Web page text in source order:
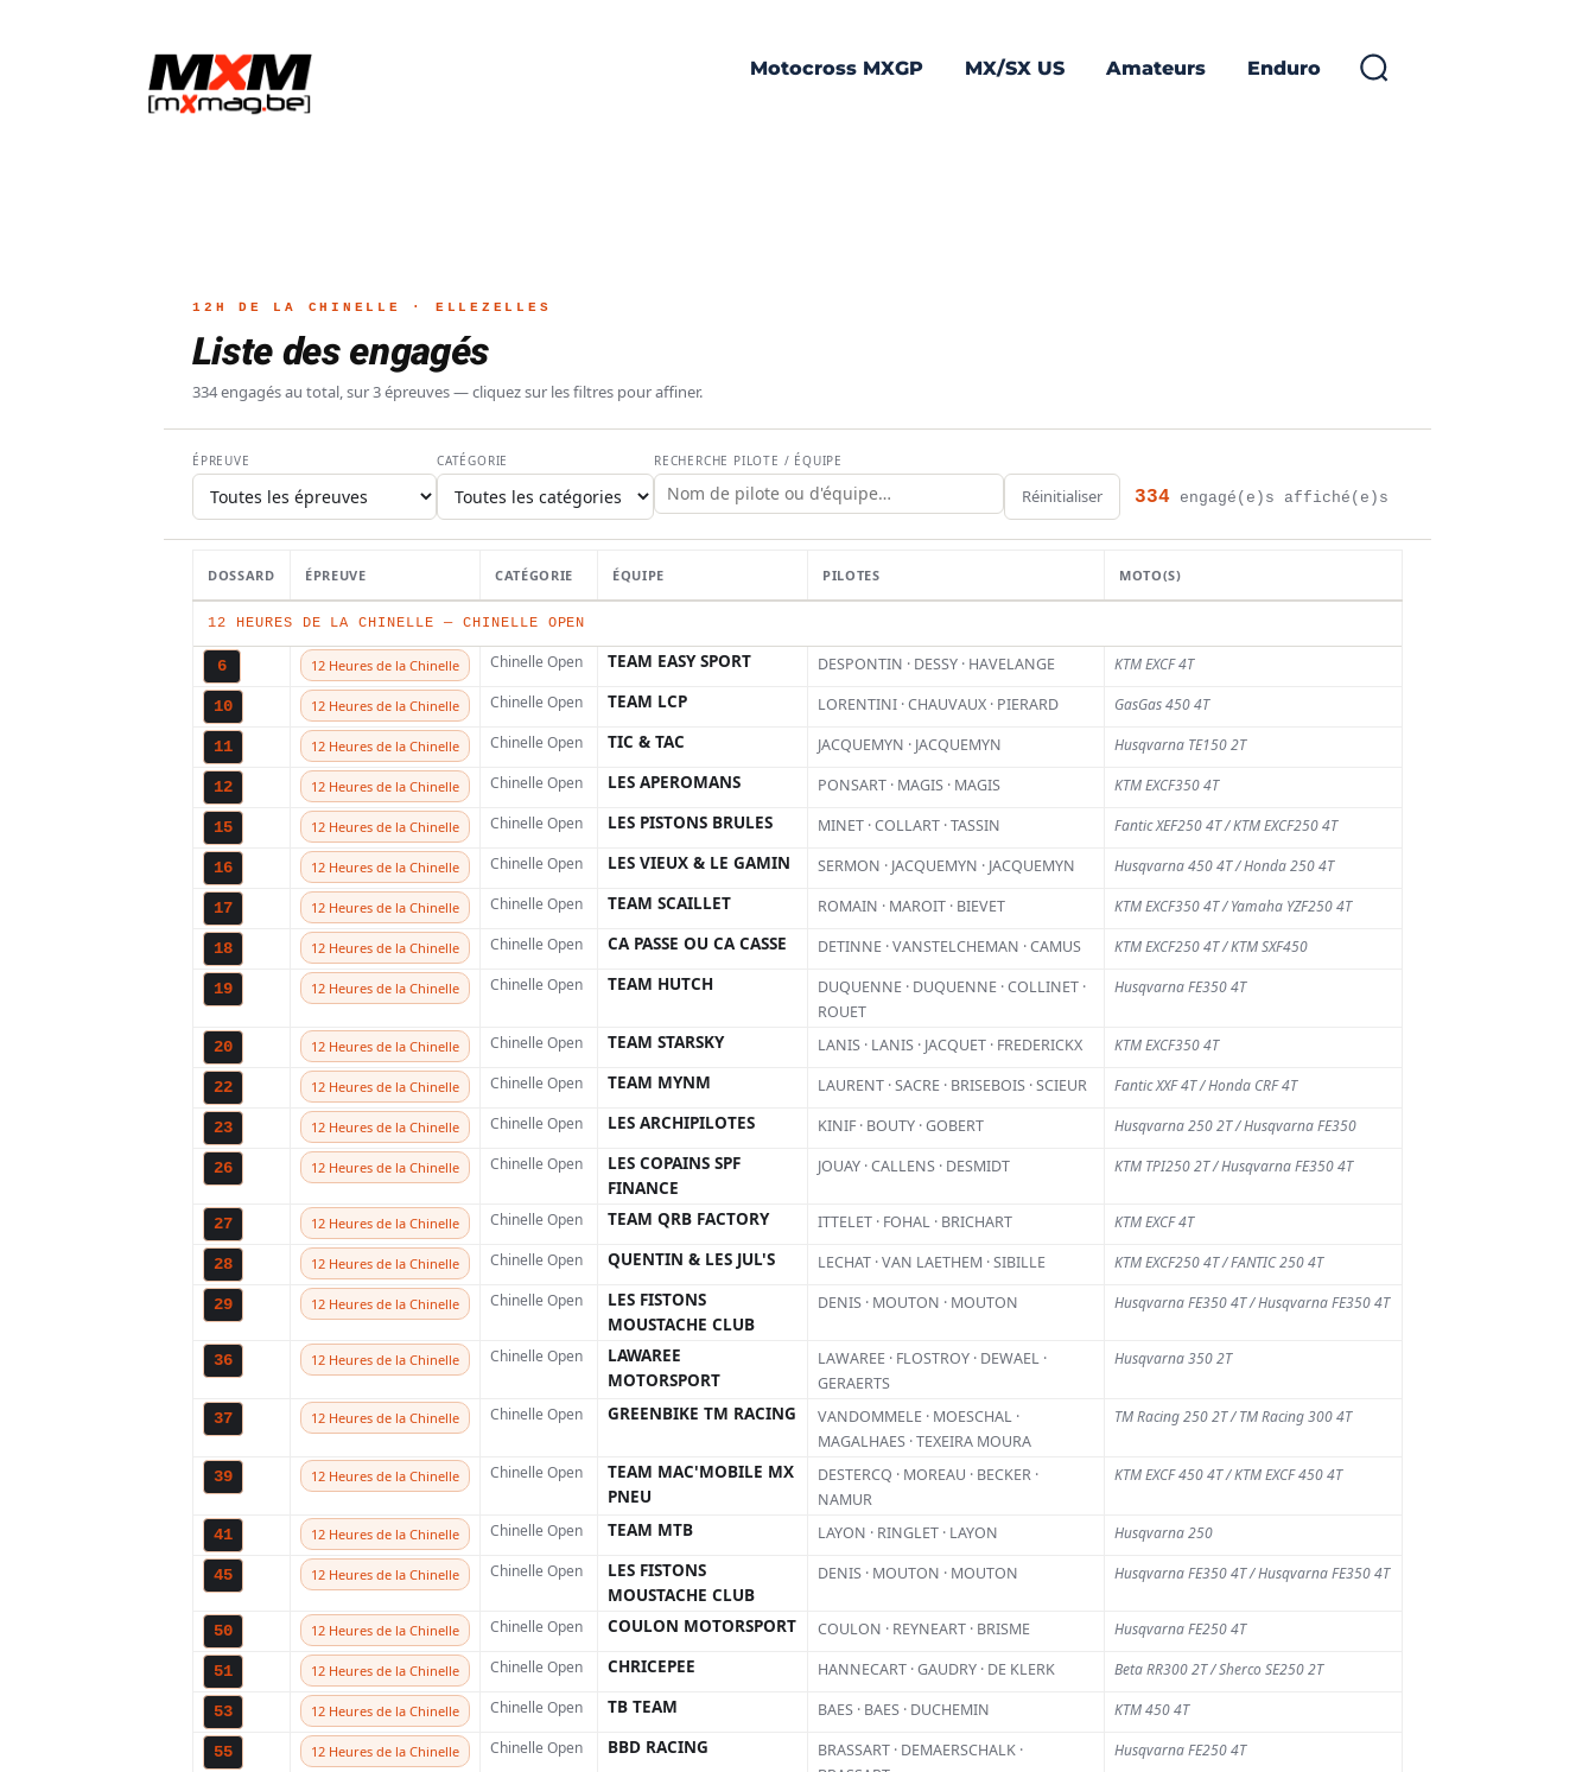
Motocross MXGP MX/SX US Amateurs Enduro
12H DE LA CHINELLE · ELLEZELLES
Liste des engagés
334 engagés au total, sur 3 épreuves — cliquez sur les filtres pour affiner.
ÉPREUVE CATÉGORIE RECHERCHE PILOTE / ÉQUIPE
Réinitialiser 334 engagé(e)s affiché(e)s
DOSSARD ÉPREUVE CATÉGORIE ÉQUIPE PILOTES MOTO(S)
12 HEURES DE LA CHINELLE — CHINELLE OPEN
6 12 Heures de la Chinelle Chinelle Open TEAM EASY SPORT DESPONTIN · DESSY · HAVELANGE KTM EXCF 4T
10 12 Heures de la Chinelle Chinelle Open TEAM LCP LORENTINI · CHAUVAUX · PIERARD GasGas 450 4T
11 12 Heures de la Chinelle Chinelle Open TIC & TAC JACQUEMYN · JACQUEMYN Husqvarna TE150 2T
12 12 Heures de la Chinelle Chinelle Open LES APEROMANS PONSART · MAGIS · MAGIS KTM EXCF350 4T
15 12 Heures de la Chinelle Chinelle Open LES PISTONS BRULES MINET · COLLART · TASSIN Fantic XEF250 4T / KTM EXCF250 4T
16 12 Heures de la Chinelle Chinelle Open LES VIEUX & LE GAMIN SERMON · JACQUEMYN · JACQUEMYN Husqvarna 450 4T / Honda 250 4T
17 12 Heures de la Chinelle Chinelle Open TEAM SCAILLET ROMAIN · MAROIT · BIEVET KTM EXCF350 4T / Yamaha YZF250 4T
18 12 Heures de la Chinelle Chinelle Open CA PASSE OU CA CASSE DETINNE · VANSTELCHEMAN · CAMUS KTM EXCF250 4T / KTM SXF450
19 12 Heures de la Chinelle Chinelle Open TEAM HUTCH
DUQUENNE · DUQUENNE · COLLINET ·
ROUET
Husqvarna FE350 4T
20 12 Heures de la Chinelle Chinelle Open TEAM STARSKY LANIS · LANIS · JACQUET · FREDERICKX KTM EXCF350 4T
22 12 Heures de la Chinelle Chinelle Open TEAM MYNM LAURENT · SACRE · BRISEBOIS · SCIEUR Fantic XXF 4T / Honda CRF 4T
23 12 Heures de la Chinelle Chinelle Open LES ARCHIPILOTES KINIF · BOUTY · GOBERT Husqvarna 250 2T / Husqvarna FE350
26 12 Heures de la Chinelle Chinelle Open
LES COPAINS SPF
FINANCE
JOUAY · CALLENS · DESMIDT KTM TPI250 2T / Husqvarna FE350 4T
27 12 Heures de la Chinelle Chinelle Open TEAM QRB FACTORY ITTELET · FOHAL · BRICHART KTM EXCF 4T
28 12 Heures de la Chinelle Chinelle Open QUENTIN & LES JUL'S LECHAT · VAN LAETHEM · SIBILLE KTM EXCF250 4T / FANTIC 250 4T
29 12 Heures de la Chinelle Chinelle Open
LES FISTONS
MOUSTACHE CLUB
DENIS · MOUTON · MOUTON Husqvarna FE350 4T / Husqvarna FE350 4T
36 12 Heures de la Chinelle Chinelle Open
LAWAREE
MOTORSPORT
LAWAREE · FLOSTROY · DEWAEL ·
GERAERTS
Husqvarna 350 2T
37 12 Heures de la Chinelle Chinelle Open GREENBIKE TM RACING
VANDOMMELE · MOESCHAL ·
MAGALHAES · TEXEIRA MOURA
TM Racing 250 2T / TM Racing 300 4T
39 12 Heures de la Chinelle Chinelle Open
TEAM MAC'MOBILE MX
PNEU
DESTERCQ · MOREAU · BECKER ·
NAMUR
KTM EXCF 450 4T / KTM EXCF 450 4T
41 12 Heures de la Chinelle Chinelle Open TEAM MTB LAYON · RINGLET · LAYON Husqvarna 250
45 12 Heures de la Chinelle Chinelle Open
LES FISTONS
MOUSTACHE CLUB
DENIS · MOUTON · MOUTON Husqvarna FE350 4T / Husqvarna FE350 4T
50 12 Heures de la Chinelle Chinelle Open COULON MOTORSPORT COULON · REYNEART · BRISME Husqvarna FE250 4T
51 12 Heures de la Chinelle Chinelle Open CHRICEPEE HANNECART · GAUDRY · DE KLERK Beta RR300 2T / Sherco SE250 2T
53 12 Heures de la Chinelle Chinelle Open TB TEAM BAES · BAES · DUCHEMIN KTM 450 4T
55 12 Heures de la Chinelle Chinelle Open BBD RACING
BRASSART · DEMAERSCHALK ·
Husqvarna FE250 4T
ACTUALITÉ ELECTRIQUE MOTOCROSS
MX Air Time : la
Stark Varg au
départ ce
dimanche avec
Jorge Zaragoza
18 MAI 2024 11
X
Ce dimanche 19 mai, le MX Air Time, version
néerlandaise du fameux Red Bull Straight Rhythm,
accueillera plusieurs spécialistes du Supercross,
donc le champion hollandais Boris Maillard. Celui-ci
aura notamment l’occasion d’affronter le pilote
officiel Stark Varg Jorge Zaragoza, dont la
participation vient d’être confirmée. Une occasion
unique de voir la machine électrique se mesurer aux
thermiques sur un événement hors du commun.
Plus d'actu